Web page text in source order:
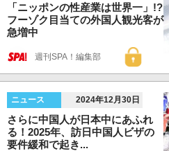
「ニッポンの性産業は世界一」!?
フーゾク目当ての外国人観光客が
急増中
週刊SPA！編集部
ニュース 2024年12月30日
さらに中国人が日本中にあふれ
る！2025年、訪日中国人ビザの
要件緩和で起き...